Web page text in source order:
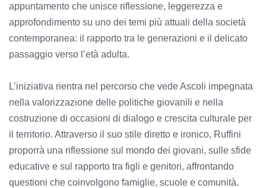
appuntamento che unisce riflessione, leggerezza e
approfondimento su uno dei temi più attuali della società
contemporanea: il rapporto tra le generazioni e il delicato
passaggio verso l’età adulta.
L’iniziativa rientra nel percorso che vede Ascoli impegnata
nella valorizzazione delle politiche giovanili e nella
costruzione di occasioni di dialogo e crescita culturale per
il territorio. Attraverso il suo stile diretto e ironico, Ruffini
proporrà una riflessione sul mondo dei giovani, sulle sfide
educative e sul rapporto tra figli e genitori, affrontando
questioni che coinvolgono famiglie, scuole e comunità.